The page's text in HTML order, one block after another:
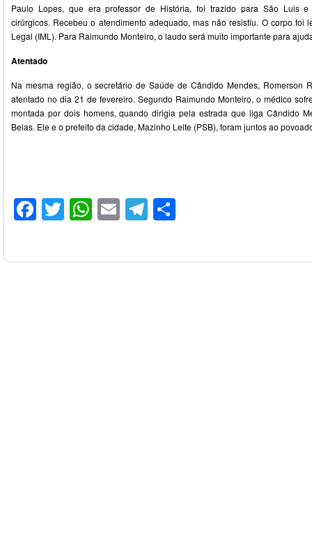
Paulo Lopes, que era professor de História, foi trazido para São Luis e
cirúrgicos. Recebeu o atendimento adequado, mas não resistiu. O corpo foi
Legal (IML). Para Raimundo Monteiro, o laudo será muito importante para
Atentado
Na mesma região, o secretário de Saúde de Cândido Mendes, Romerson
atentado no dia 21 de fevereiro. Segundo Raimundo Monteiro, o médico
montada por dois homens, quando dirigia pela estrada que liga Cândido
Belas. Ele e o prefeito da cidade, Mazinho Leite (PSB), foram juntos ao
Facebook
Twitter
WhatsApp
EmailTelegram